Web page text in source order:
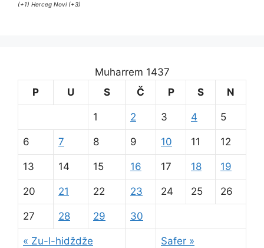
(+1) Herceg Novi (+3)
Muharrem 1437
P
U S Č P S N
« Zu-l-hidždže Safer »
1 2 3 4 5
6 7 8 9 10 11 12
13 14 15 16 17 18 19
20 21 22 23 24 25 26
27 28 29 30